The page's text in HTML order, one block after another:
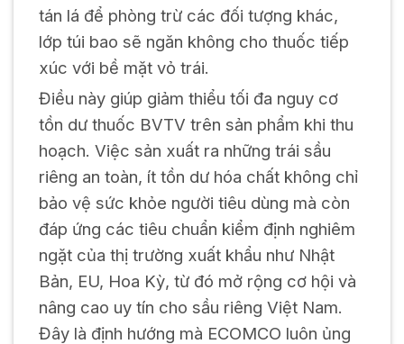
tán lá để phòng trừ các đối tượng khác,
lớp túi bao sẽ ngăn không cho thuốc tiếp
xúc với bề mặt vỏ trái.
Điều này giúp giảm thiểu tối đa nguy cơ
tồn dư thuốc BVTV trên sản phẩm khi thu
hoạch. Việc sản xuất ra những trái sầu
riêng an toàn, ít tồn dư hóa chất không chỉ
bảo vệ sức khỏe người tiêu dùng mà còn
đáp ứng các tiêu chuẩn kiểm định nghiêm
ngặt của thị trường xuất khẩu như Nhật
Bản, EU, Hoa Kỳ, từ đó mở rộng cơ hội và
nâng cao uy tín cho sầu riêng Việt Nam.
Đây là định hướng mà ECOMCO luôn ủng